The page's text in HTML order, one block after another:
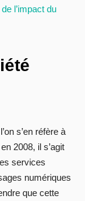
l’impact du
s’en réfère à
en 2008, il s’agit
services
numériques
que cette